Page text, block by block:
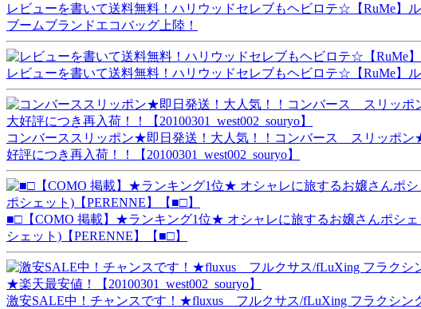
レビューを書いて送料無料！ハリウッドセレブもヘビロテ☆【RuMe】
ブームブランドエコバッグ上陸！
レビューを書いて送料無料！ハリウッドセレブもヘビロテ☆【RuMe】
コンバーススリッポン★即日発送！大人気！！コンバース スリッポ
好評につき再入荷！！【20100301_west002_souryo】
■□【COMO 掲載】★ランキング1位★ オシャレに旅するお嬢さんポシ
シェット)【PERENNE】【■□】
激安SALE中！チャンスです！★fluxus フルクサス/fLuXing フラクシ